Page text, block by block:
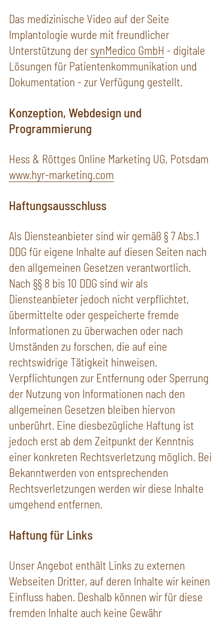
Das medizinische Video auf der Seite
Implantologie wurde mit freundlicher
Unterstützung der synMedico GmbH - digitale
Lösungen für Patientenkommunikation und
Dokumentation - zur Verfügung gestellt.
Konzeption, Webdesign und
Programmierung
Hess & Röttges Online Marketing UG, Potsdam
www.hyr-marketing.com
Haftungsausschluss
Als Diensteanbieter sind wir gemäß § 7 Abs.1
DDG für eigene Inhalte auf diesen Seiten nach
den allgemeinen Gesetzen verantwortlich.
Nach §§ 8 bis 10 DDG sind wir als
Diensteanbieter jedoch nicht verpflichtet,
übermittelte oder gespeicherte fremde
Informationen zu überwachen oder nach
Umständen zu forschen, die auf eine
rechtswidrige Tätigkeit hinweisen.
Verpflichtungen zur Entfernung oder Sperrung
der Nutzung von Informationen nach den
allgemeinen Gesetzen bleiben hiervon
unberührt. Eine diesbezügliche Haftung ist
jedoch erst ab dem Zeitpunkt der Kenntnis
einer konkreten Rechtsverletzung möglich. Bei
Bekanntwerden von entsprechenden
Rechtsverletzungen werden wir diese Inhalte
umgehend entfernen.
Haftung für Links
Unser Angebot enthält Links zu externen
Webseiten Dritter, auf deren Inhalte wir keinen
Einfluss haben. Deshalb können wir für diese
fremden Inhalte auch keine Gewähr